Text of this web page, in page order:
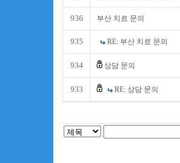
936 부산 치료 문의
935 RE: 부산 치료 문의
934 상담 문의
933 RE: 상담 문의